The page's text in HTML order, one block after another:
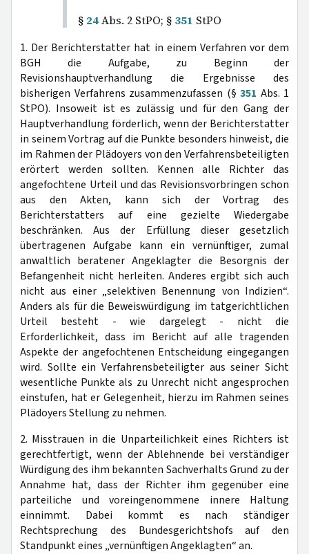
§ 24Abs. 2 StPO; § 351 StPO
1. Der Berichterstatter hat in einem Verfahren vor dem
BGH die Aufgabe, zu Beginn der
Revisionshauptverhandlung die Ergebnisse des
bisherigen Verfahrens zusammenzufassen (§ 351 Abs. 1
StPO). Insoweit ist es zulässig und für den Gang der
Hauptverhandlung förderlich, wenn der Berichterstatter
in seinem Vortrag auf die Punkte besonders hinweist, die
im Rahmen der Plädoyers von den Verfahrensbeteiligten
erörtert werden sollten. Kennen alle Richter das
angefochtene Urteil und das Revisionsvorbringen schon
aus den Akten, kann sich der Vortrag des
Berichterstatters auf eine gezielte Wiedergabe
beschränken. Aus der Erfüllung dieser gesetzlich
übertragenen Aufgabe kann ein vernünftiger, zumal
anwaltlich beratener Angeklagter die Besorgnis der
Befangenheit nicht herleiten. Anderes ergibt sich auch
nicht aus einer „selektiven Benennung von Indizien“.
Anders als für die Beweiswürdigung im tatgerichtlichen
Urteil besteht - wie dargelegt - nicht die
Erforderlichkeit, dass im Bericht auf alle tragenden
Aspekte der angefochtenen Entscheidung eingegangen
wird. Sollte ein Verfahrensbeteiligter aus seiner Sicht
wesentliche Punkte als zu Unrecht nicht angesprochen
einstufen, hat er Gelegenheit, hierzu im Rahmen seines
Plädoyers Stellung zu nehmen.
2. Misstrauen in die Unparteilichkeit eines Richters ist
gerechtfertigt, wenn der Ablehnende bei verständiger
Würdigung des ihm bekannten Sachverhalts Grund zu der
Annahme hat, dass der Richter ihm gegenüber eine
parteiliche und voreingenommene innere Haltung
einnimmt. Dabei kommt es nach ständiger
Rechtsprechung des Bundesgerichtshofs auf den
Standpunkt eines „vernünftigen Angeklagten“ an.